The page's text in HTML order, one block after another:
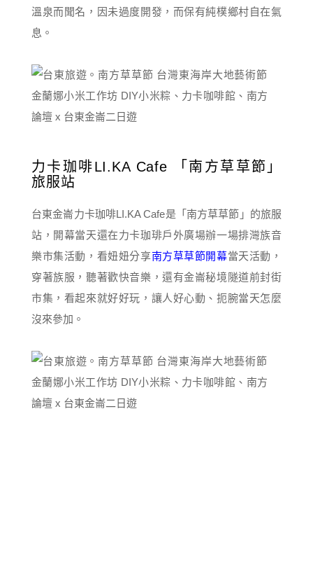
溫泉而聞名，因未過度開發，而保有純樸鄉村自在氣
息。
力卡珈啡LI.KA Cafe 「南方草草節」
旅服站
台東金崙力卡珈啡LI.KA Cafe是「南方草草節」的旅服
站，開幕當天還在力卡珈琲戶外廣場辦一場排灣族音
樂市集活動，看妞妞分享南方草草節開幕當天活動，
穿著族服，聽著歡快音樂，還有金崙秘境隧道前封街
市集，看起來就好好玩，讓人好心動、扼腕當天怎麼
沒來參加。